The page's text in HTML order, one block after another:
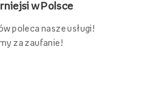
w Polsce
poleca nasze usługi!
za zaufanie!